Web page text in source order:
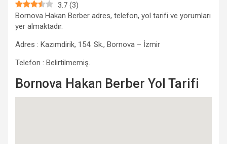
3.7 (3)
Bornova Hakan Berber adres, telefon, yol tarifi ve yorumları
yer almaktadır.
Adres : Kazımdirik, 154. Sk., Bornova – İzmir
Telefon : Belirtilmemiş.
Bornova Hakan Berber Yol Tarifi